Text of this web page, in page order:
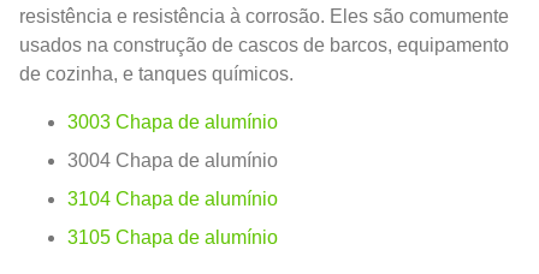
resistência e resistência à corrosão. Eles são comumente
usados ​​na construção de cascos de barcos, equipamento
de cozinha, e tanques químicos.
3003 Chapa de alumínio
3004 Chapa de alumínio
3104 Chapa de alumínio
3105 Chapa de alumínio